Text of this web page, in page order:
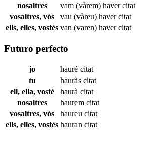
nosaltres
vam (vàrem) havercitat
vosaltres, vós
vau (vàreu) havercitat
ells, elles, vostès van (varen) havercitat
Futuro perfecto
jo hauré citat
tu
hauràs citat
ell, ella, vostè
haurà citat
nosaltres
haurem citat
vosaltres, vós
haureu citat
ells, elles, vostès hauran citat